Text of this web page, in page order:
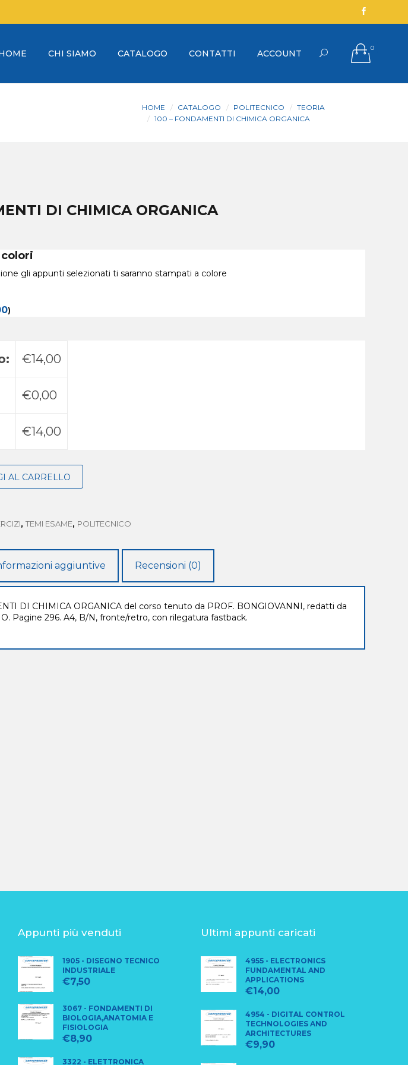
0
CHI SIAMO CATALOGO CONTATTI ACCOUNT
HOME CATALOGO POLITECNICO
TEORIA
100 – FONDAMENTI DI CHIMICA ORGANICA
DI CHIMICA ORGANICA
gli appunti selezionati ti saranno stampati a colore
)
€14,00
€0,00
€14,00
AL CARRELLO
, TEMI ESAME, POLITECNICO
aggiuntive Recensioni (0)
DI CHIMICA ORGANICA del corso tenuto da PROF. BONGIOVANNI, redatti da
Pagine 296. A4, B/N, fronte/retro, con rilegatura fastback.
Appunti più venduti
1905 - DISEGNO TECNICO
INDUSTRIALE
€7,50
3067 - FONDAMENTI DI
BIOLOGIA,ANATOMIA E
FISIOLOGIA
€8,90
3322 - ELETTRONICA
Ultimi appunti caricati
4955 - ELECTRONICS
FUNDAMENTAL AND
APPLICATIONS
€14,00
4954 - DIGITAL CONTROL
TECHNOLOGIES AND
ARCHITECTURES
€9,90